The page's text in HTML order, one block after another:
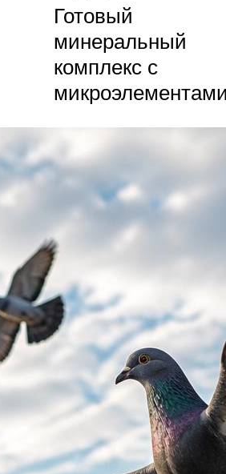
Готовый
минеральный
комплекс с